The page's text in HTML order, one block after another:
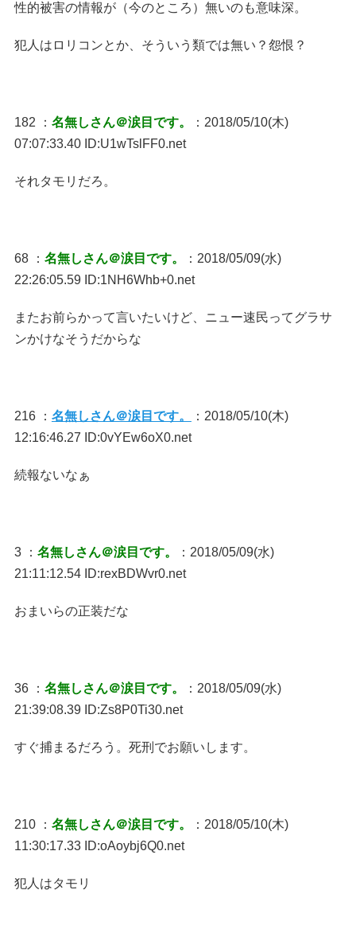
性的被害の情報が（今のところ）無いのも意味深。
犯人はロリコンとか、そういう類では無い？怨恨？
182 ： 名無しさん＠涙目です。
：2018/05/10(木)
07:07:33.40 ID:U1wTslFF0.net
それタモリだろ。
68 ： 名無しさん＠涙目です。
：2018/05/09(水)
22:26:05.59 ID:1NH6Whb+0.net
またお前らかって言いたいけど、ニュー速民ってグラサ
ンかけなそうだからな
216 ： 名無しさん＠涙目です。
：2018/05/10(木)
12:16:46.27 ID:0vYEw6oX0.net
続報ないなぁ
3 ： 名無しさん＠涙目です。
：2018/05/09(水)
21:11:12.54 ID:rexBDWvr0.net
おまいらの正装だな
36 ： 名無しさん＠涙目です。
：2018/05/09(水)
21:39:08.39 ID:Zs8P0Ti30.net
すぐ捕まるだろう。死刑でお願いします。
210 ： 名無しさん＠涙目です。
：2018/05/10(木)
11:30:17.33 ID:oAoybj6Q0.net
犯人はタモリ